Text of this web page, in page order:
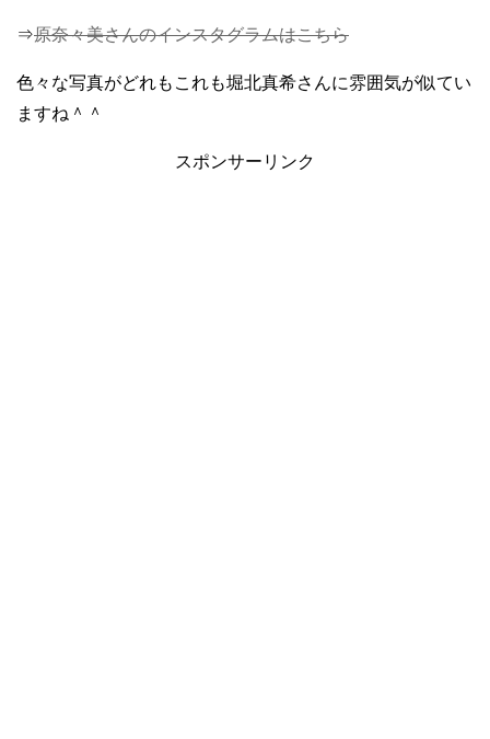
⇒原奈々美さんのインスタグラムはこちら
色々な写真がどれもこれも堀北真希さんに雰囲気が似てい
ますね＾＾
スポンサーリンク